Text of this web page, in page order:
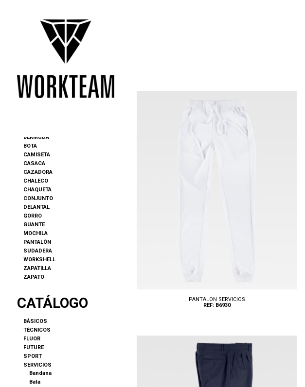
BERMUDA
BOTA
CAMISETA
CASACA
CAZADORA
CHALECO
CHAQUETA
CONJUNTO
DELANTAL
GORRO
GUANTE
MOCHILA
PANTALÓN
SUDADERA
WORKSHELL
ZAPATILLA
ZAPATO
CATÁLOGO
BÁSICOS
TÉCNICOS
FLUOR
FUTURE
SPORT
SERVICIOS
Bandana
Bata
Tallas: S, M, L, XL, XXL
PANTALON SERVICIOS
REF: B6930